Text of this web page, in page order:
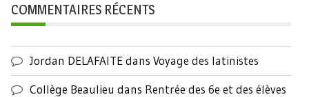
COMMENTAIRES RÉCENTS
Jordan DELAFAITEdans Voyage des latinistes
Collège Beaulieu dans Rentrée des 6e et des élèves